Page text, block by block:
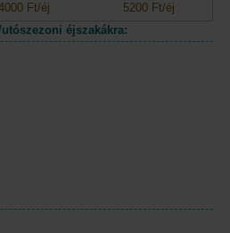
Ft/éj
5200 Ft/éj
éjszakákra: